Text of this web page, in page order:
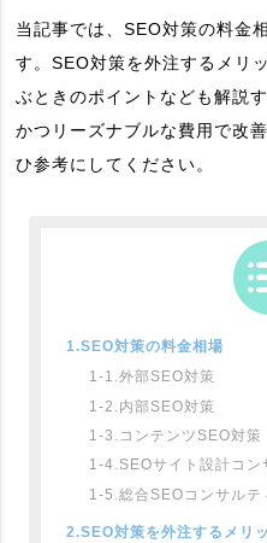
当記事では、SEO対策の料金
す。SEO対策を外注するメリ
ぶときのポイントなども解説
かつリーズナブルな費用で改
ひ参考にしてください。
1.SEO対策の料金相場
1-1.外部SEO対策
1-2.内部SEO対策
1-3.コンテンツSEO対策
1-4.SEOサイト設計コン
1-5.総合SEOコンサルテ
2.SEO対策を外注するメリ